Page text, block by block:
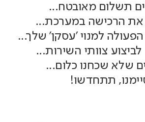
תשלום מאובטח...
הרכישה במערכת...
למנוי 'עסקן' שלך...
צוותי השירות...
שלא שכחנו כלום...
תתחדשו!